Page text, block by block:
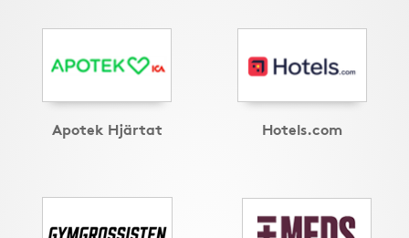
Apotek Hjärtat Hotels.com